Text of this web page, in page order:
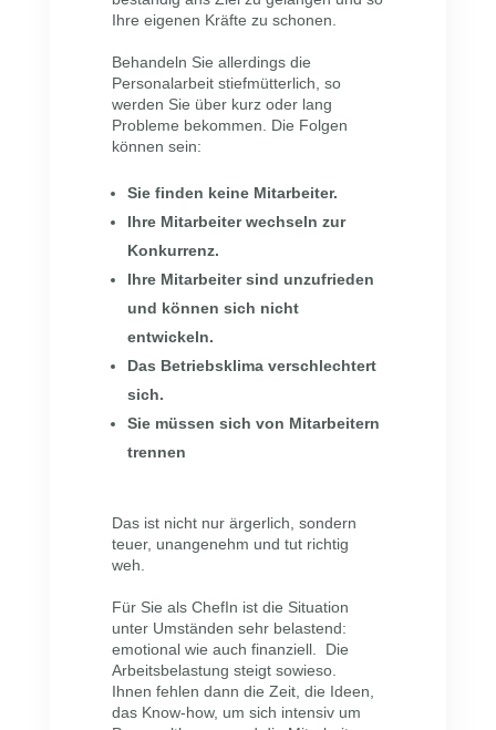
Ihre eigenen Kräfte zu schonen.
Behandeln Sie allerdings die
Personalarbeit stiefmütterlich, so
werden Sie über kurz oder lang
Probleme bekommen. Die Folgen
können sein:
Sie finden keine Mitarbeiter.
Ihre Mitarbeiter wechseln zur
Konkurrenz.
Ihre Mitarbeiter sind unzufrieden
und können sich nicht
entwickeln.
Das Betriebsklima verschlechtert
sich.
Sie müssen sich von Mitarbeitern
trennen
Das ist nicht nur ärgerlich, sondern
teuer, unangenehm und tut richtig
weh.
Für Sie als ChefIn ist die Situation
unter Umständen sehr belastend:
emotional wie auch finanziell. Die
Arbeitsbelastung steigt sowieso.
Ihnen fehlen dann die Zeit, die Ideen,
das Know-how, um sich intensiv um